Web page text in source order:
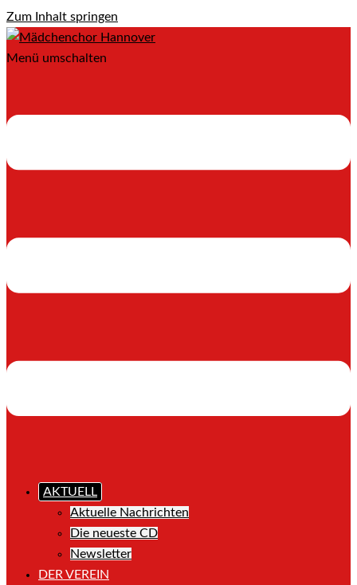
Zum Inhalt springen
Menü umschalten
AKTUELL
Aktuelle Nachrichten
Die neueste CD
Newsletter
DER VEREIN